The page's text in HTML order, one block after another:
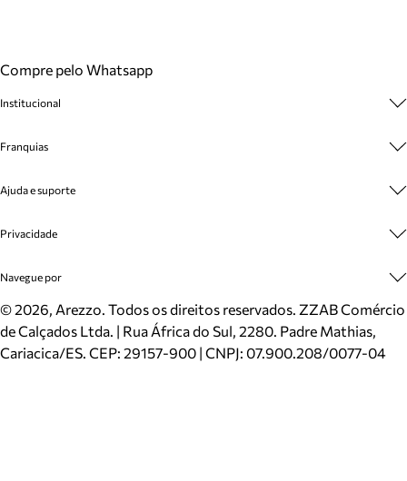
Compre pelo Whatsapp
Institucional
Cashback
Venda Corporativa
Mapa do Site
Inverno
Mundo Arezzo
Franquias
Plano de Negócio
Ajuda e suporte
Cadastro
Meus Pedidos
Trocas e Devoluções
Cartão Presente
Localizador de lojas
Privacidade
Politica e Privacidade
Navegue por
Sapatos
Bolsas
Scarpins
©2026, Arezzo. Todos os direitos reservados. ZZAB Comércio
de Calçados Ltda. | Rua África do Sul, 2280. Padre Mathias,
Cariacica/ES. CEP: 29157-900 | CNPJ: 07.900.208/0077-04